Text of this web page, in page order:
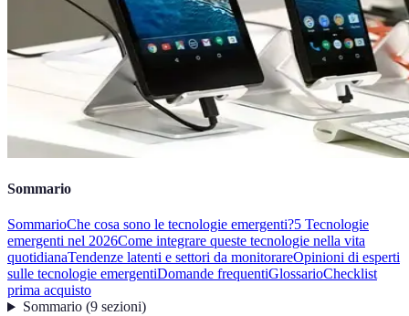
Sommario
SommarioChe cosa sono le tecnologie emergenti?5 Tecnologie
emergenti nel 2026Come integrare queste tecnologie nella vita
quotidianaTendenze latenti e settori da monitorareOpinioni di esperti
sulle tecnologie emergentiDomande frequentiGlossarioChecklist
prima acquisto
Sommario(9 sezioni)